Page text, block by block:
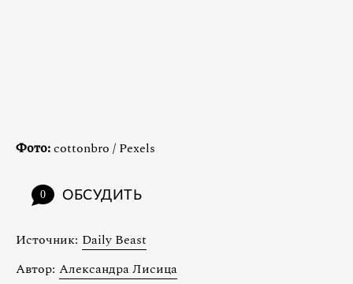
Фото:cottonbro / Pexels
0 ОБСУДИТЬ
Источник: Daily Beast
Автор: Александра Лисица